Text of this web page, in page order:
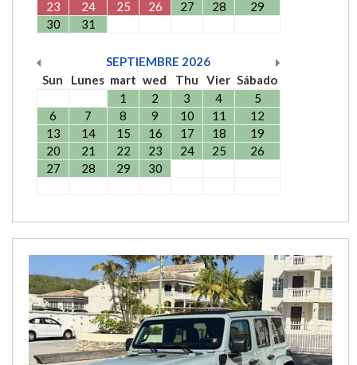
23
24 25 26 27 28
29
30
31
SEPTIEMBRE 2026
Sun
Lunes mart wed Thu Vier Sábado
1
2 3 4
5
6
7 8 9 10 11
12
13
14 15 16 17 18
19
20
21 22 23 24 25
26
27
28 29 30